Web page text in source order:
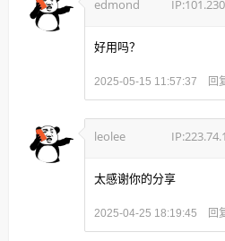
edmond
好用吗？
2025-05-15 11:57:37 回
leolee
太感谢你的分享
2025-04-25 18:19:45 回